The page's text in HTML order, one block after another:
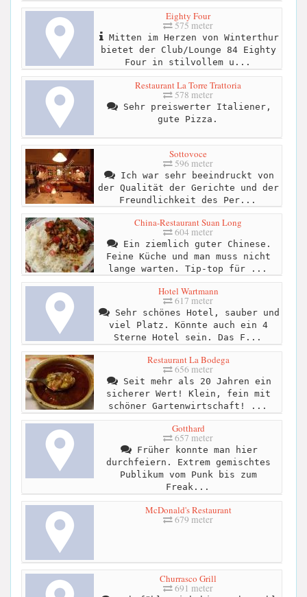
Eighty Four
575 meter
Mitten im Herzen von Winterthur
bietet der Club/Lounge 84 Eighty
Four in stilvollem u...
Restaurant La Torre Trattoria
578 meter
Sehr preiswerter Italiener,
gute Pizza.
Sottovoce
596 meter
Ich war sehr beeindruckt von
der Qualität der Gerichte und der
Freundlichkeit des Per...
China-Restaurant Suan Long
604 meter
Ein ziemlich guter Chinese.
Feine Küche und man muss nicht
lange warten. Tip-top für ...
Hotel Wartmann
617 meter
Sehr schönes Hotel, sauber und
viel Platz. Könnte auch ein 4
Sterne Hotel sein. Das F...
Restaurant La Bodega
656 meter
Seit mehr als 20 Jahren ein
sicherer Wert! Klein, fein mit
schöner Gartenwirtschaft! ...
Gotthard
657 meter
Früher konnte man hier
durchfeiern. Extrem gemischtes
Publikum vom Punk bis zum
Freak...
McDonald's Restaurant
679 meter
Churrasco Grill
691 meter